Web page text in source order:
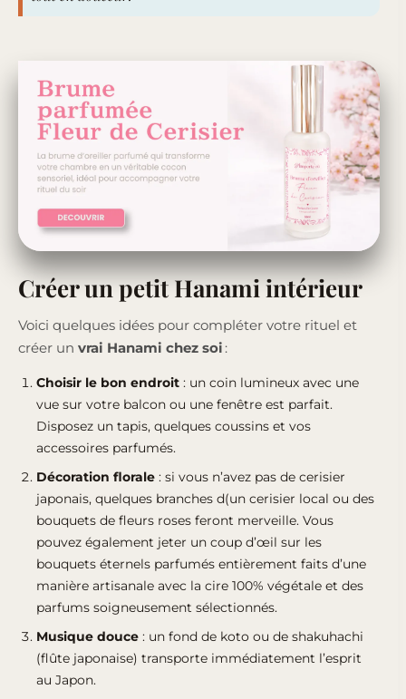
Créer un petit Hanami intérieur
Voici quelques idées pour compléter votre rituel et
créer un vrai Hanami chez soi :
Choisir le bon endroit : un coin lumineux avec une
vue sur votre balcon ou une fenêtre est parfait.
Disposez un tapis, quelques coussins et vos
accessoires parfumés.
Décoration florale : si vous n’avez pas de cerisier
japonais, quelques branches d(un cerisier local ou des
bouquets de fleurs roses feront merveille. Vous
pouvez également jeter un coup d’œil sur les
bouquets éternels parfumés entièrement faits d’une
manière artisanale avec la cire 100% végétale et des
parfums soigneusement sélectionnés.
Musique douce : un fond de koto ou de shakuhachi
(flûte japonaise) transporte immédiatement l’esprit
au Japon.